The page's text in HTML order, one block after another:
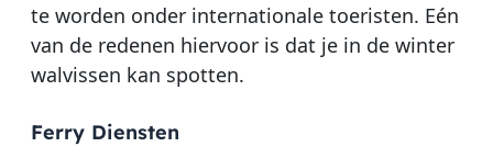
te worden onder internationale toeristen. Eén
van de redenen hiervoor is dat je in de winter
walvissen kan spotten.
Ferry Diensten